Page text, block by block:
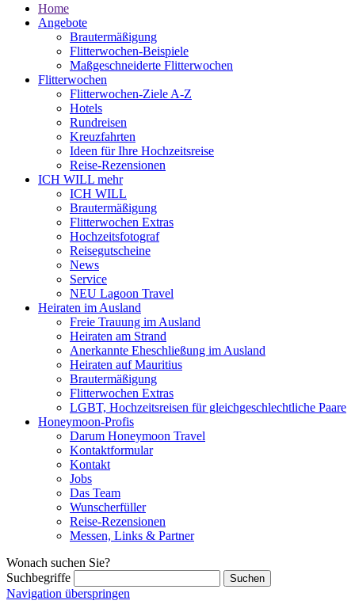
Home
Angebote
Brautermäßigung
Flitterwochen-Beispiele
Maßgeschneiderte Flitterwochen
Flitterwochen
Flitterwochen-Ziele A-Z
Hotels
Rundreisen
Kreuzfahrten
Ideen für Ihre Hochzeitsreise
Reise-Rezensionen
ICH WILL mehr
ICH WILL
Brautermäßigung
Flitterwochen Extras
Hochzeitsfotograf
Reisegutscheine
News
Service
NEU Lagoon Travel
Heiraten im Ausland
Freie Trauung im Ausland
Heiraten am Strand
Anerkannte Eheschließung im Ausland
Heiraten auf Mauritius
Brautermäßigung
Flitterwochen Extras
LGBT, Hochzeitsreisen für gleichgeschlechtliche Paare
Honeymoon-Profis
Darum Honeymoon Travel
Kontaktformular
Kontakt
Jobs
Das Team
Wunscherfüller
Reise-Rezensionen
Messen, Links & Partner
Wonach suchen Sie?
Suchbegriffe
Navigation überspringen